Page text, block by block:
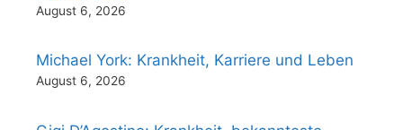
August 6, 2026
Michael York: Krankheit, Karriere und Leben
August 6, 2026